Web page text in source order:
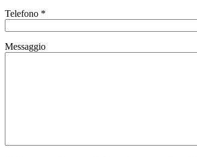
Telefono *
Messaggio